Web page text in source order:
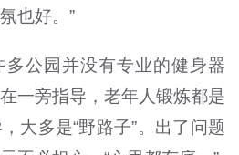
也好。”
多公园并没有专业的健身器
一旁指导，老年人锻炼都是
大多是“野路子”。出了问题